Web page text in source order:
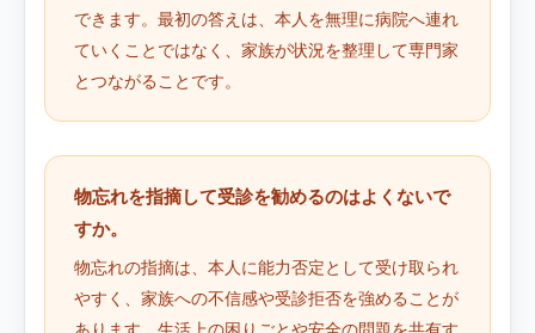
できます。最初の答えは、本人を無理に病院へ連れ
ていくことではなく、家族が状況を整理して専門家
とつながることです。
物忘れを指摘して受診を勧めるのはよくないで
すか。
物忘れの指摘は、本人に能力否定として受け取られ
やすく、家族への不信感や受診拒否を強めることが